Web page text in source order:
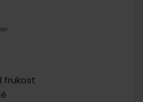
frukost